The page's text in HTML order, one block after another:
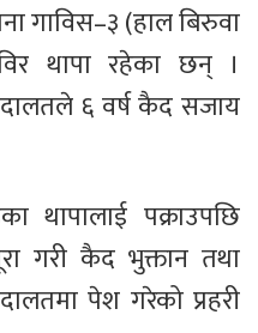
गाविस–३ (हाल बिरुवा
थापा रहेका छन् ।
६ वर्ष कैद सजाय
थापालाई पक्राउपछि
गरी कैद भुक्तान तथा
पेश गरेको प्रहरी